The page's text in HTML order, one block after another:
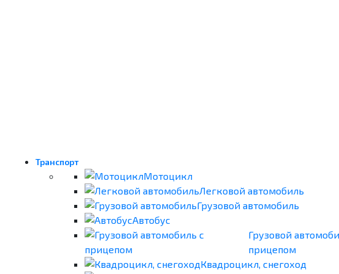
Транспорт
Мотоцикл
Легковой автомобиль
Грузовой автомобиль
Автобус
Грузовой
прицепом
Квадроцикл, снегоход